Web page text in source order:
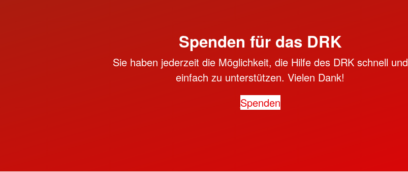
Spenden für das DRK
Sie haben jederzeit die Möglichkeit, die Hilfe des DRK schnell und
einfach zu unterstützen. Vielen Dank!
Spenden